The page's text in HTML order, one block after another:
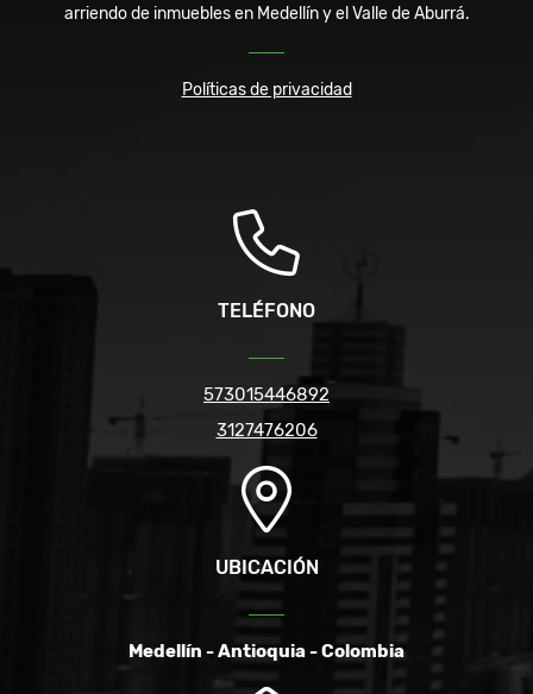
arriendo de inmuebles en Medellín y el Valle de Aburrá.
Políticas de privacidad
TELÉFONO
573015446892
3127476206
UBICACIÓN
Medellín - Antioquia - Colombia